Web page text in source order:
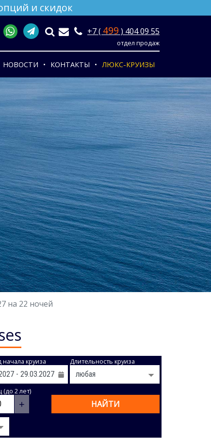
и скидок
+7 ( 499 ) 404 09 55
отдел продаж
НОВОСТИ КОНТАКТЫ ЛЮКС-КРУИЗЫ
на 22 ночей
круиза Длительность круиза
2 лет)
+ НАЙТИ